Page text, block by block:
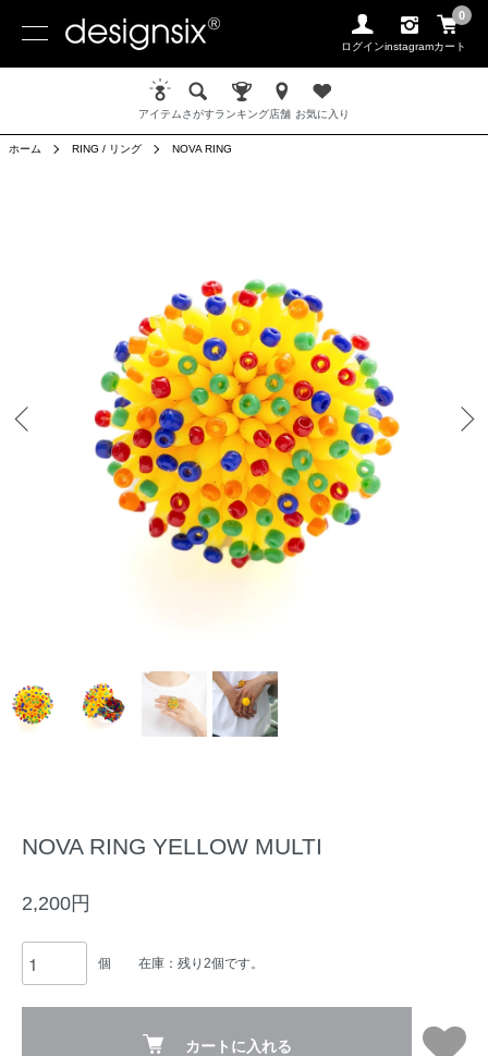
ログインinstagram
0
カート
アイテムさがすランキング店舗 お気に入り
ホーム RING / リング NOVA RING
NOVA RING YELLOW MULTI
2,200円
個 在庫：残り2個です。
カートに入れる